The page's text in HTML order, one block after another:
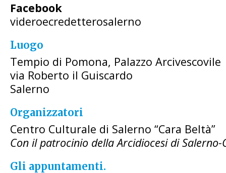
Facebook
videroecredetterosalerno
Luogo
Tempio di Pomona, Palazzo Arcivescovile
via Roberto il Guiscardo
Salerno
Organizzatori
Centro Culturale di Salerno “Cara Beltà”
Con il patrocinio della Arcidiocesi di
Gli appuntamenti.